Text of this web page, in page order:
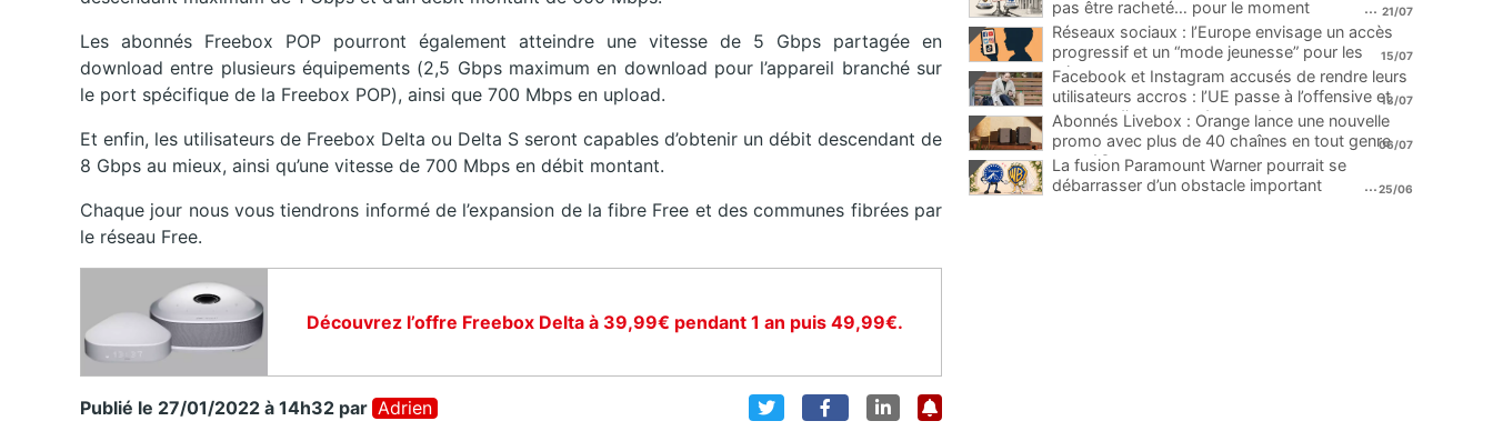
Les abonnés Freebox POP pourront également atteindre une vitesse de 5 Gbps partagée en
download entre plusieurs équipements (2,5 Gbps maximum en download pour l’appareil branché sur
le port spécifique de la Freebox POP), ainsi que 700 Mbps en upload.
Et enfin, les utilisateurs de Freebox Delta ou Delta S seront capables d’obtenir un débit descendant de
8 Gbps au mieux, ainsi qu’une vitesse de 700 Mbps en débit montant.
Chaque jour nous vous tiendrons informé de l’expansion de la fibre Free et des communes fibrées par
le réseau Free.
Découvrez l’offre Freebox Delta à 39,99€ pendant 1 an puis 49,99€.
Publié le 27/01/2022 à 14h32 par Adrien
pas être racheté… pour le moment
... 21/07
Réseaux sociaux : l’Europe envisage un accès
progressif et un “mode jeunesse” pour les
mineurs
...
15/07
Facebook et Instagram accusés de rendre leurs
utilisateurs accros : l’UE passe à l’offensive et
menace d’une amende record
...
13/07
Abonnés Livebox : Orange lance une nouvelle
promo avec plus de 40 chaînes en tout genre
pour 1€
06/07
La fusion Paramount Warner pourrait se
débarrasser d’un obstacle important
...25/06